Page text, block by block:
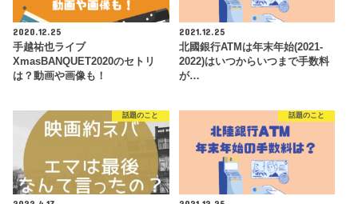
2020.12.25
手越祐也ライブ
XmasBANQUET2020のセトリ
は？動画や画像も！
2021.12.25
北國銀行ATMは年末年始(2021-
2022)はいつからいつまで手数料
が…
話題のこと 話題のこと